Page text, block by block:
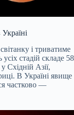
і триватиме
стадій складе 58
Східній Азії,
В Україні явище
частково —